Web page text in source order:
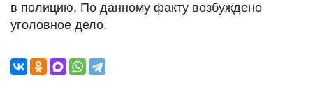
в полицию. По данному факту возбуждено
уголовное дело.